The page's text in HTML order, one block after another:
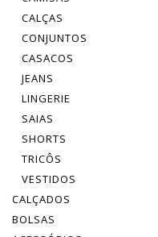
CALÇAS
CONJUNTOS
CASACOS
JEANS
LINGERIE
SAIAS
SHORTS
TRICÔS
VESTIDOS
CALÇADOS
BOLSAS